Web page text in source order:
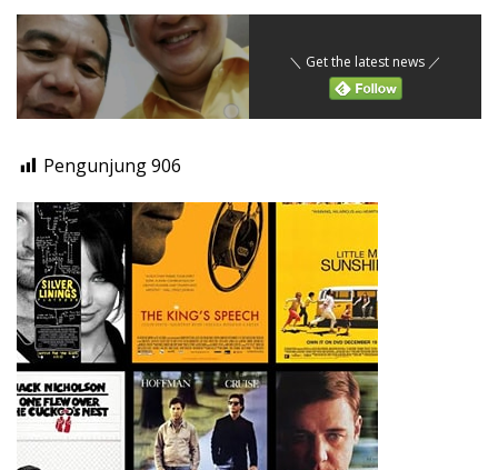
＼ Get the latest news ／
Pengunjung906